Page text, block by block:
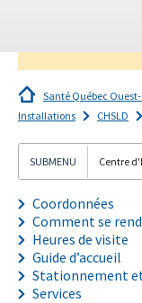
Santé Québec
Installations
CHSLD
Centre
Coordonnées
Comment se
Heures de visite
Guide d’accueil
Stationnement
Services
Je
m'abonne!